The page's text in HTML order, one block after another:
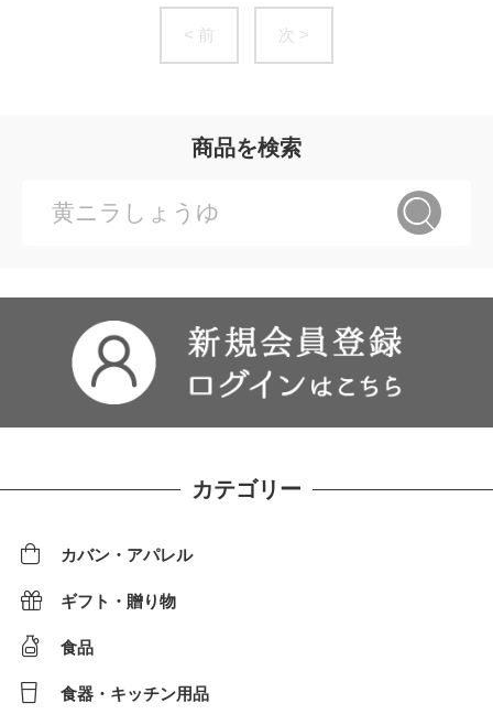
< 前 次 >
商品を検索
カテゴリー
カバン・アパレル
ギフト・贈り物
食品
食器・キッチン用品